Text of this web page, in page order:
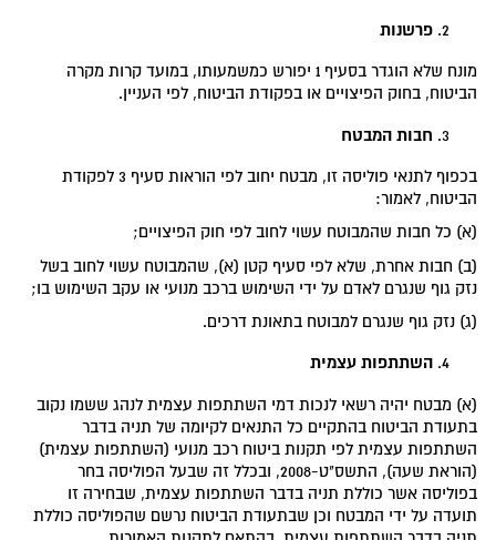
פרשנות
מונח שלא הוגדר בסעיף 1 יפורש כמשמעותו, במועד קרות מקרה
הביטוח, בחוק הפיצויים או בפקודת הביטוח, לפי העניין.
חבות המבטח
בכפוף לתנאי פוליסה זו, מבטח יחוב לפי הוראות סעיף 3 לפקודת
הביטוח, לאמור:
(א) כל חבות שהמבוטח עשוי לחוב לפי חוק הפיצויים;
(ב) חבות אחרת, שלא לפי סעיף קטן (א), שהמבוטח עשוי לחוב בשל
נזק גוף שנגרם לאדם על ידי השימוש ברכב מנועי או עקב השימוש בו;
(ג) נזק גוף שנגרם למבוטח בתאונת דרכים.
השתתפות עצמית
(א) מבטח יהיה רשאי לנכות דמי השתתפות עצמית לנהג ששמו נקוב
בתעודת הביטוח בהתקיים כל התנאים לקיומה של תניה בדבר
השתתפות עצמית לפי תקנות ביטוח רכב מנועי (השתתפות עצמית)
(הוראת שעה), התשס"ט-2008, ובכלל זה שבעל הפוליסה בחר
בפוליסה אשר כוללת תניה בדבר השתתפות עצמית, שבחירה זו
תועדה על ידי המבטח וכן שבתעודת הביטוח נרשם שהפוליסה כוללת